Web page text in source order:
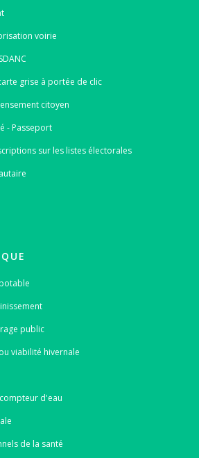
voirie
grise à portée de clic
citoyen
- Passeport
sur les listes électorales
public
viabilité hivernale
d'eau
de la santé